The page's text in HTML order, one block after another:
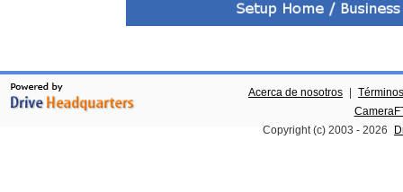
Acerca de nosotros
Copyright (c) 2003 - 2026